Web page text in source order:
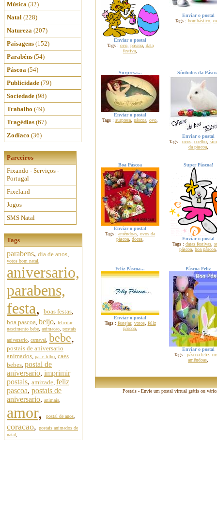
Música (32)
Natal (228)
Natureza (207)
Paisagens (152)
Parabéns (54)
Páscoa (54)
Publicidade (79)
Sociedade (98)
Trabalho (49)
Tragédias (67)
Zodíaco (36)
Parceiros
Fixando - Serviços -
Portugal
Fixeland
Jogos
SMS Natal
Tags
parabens, dia de anos,
votos bom natal
aniversario,
parabens,
festa, boas festas,
boa pascoa, beijo, felicitar
nascimento bebe animacao postais
aniversario carnaval bebe,
postais de aniversario
animados, pai e filho caes
bebes, postal de
aniversario, imprimir
postais, amizade, feliz
pascoa, postais de
aniversario, animais
amor, postal de anos
coracao, postais animados de
natal
Enviar o postal
Tags : ovo, páscoa, data
festiva
Enviar o postal
Tags : bombástico,
Surpresa...
Enviar o postal
Tags : surpresa páscoa ovo
Símbolos da
Enviar o postal
Tags : ovos, coelho,
da páscoa,
Boa Páscoa
Enviar o postal
Tags : amêndoas ovos da
páscoa doces
Super Páscoa!
Enviar o postal
Tags : datas festivas,
páscoa boa páscoa
Feliz Páscoa...
Enviar o postal
Tags : festejar, votos, feliz
páscoa
Páscoa Feliz
Enviar o postal
Tags : páscoa feliz,
amêndoas
Postais - Envie um postal virtual grátis ou